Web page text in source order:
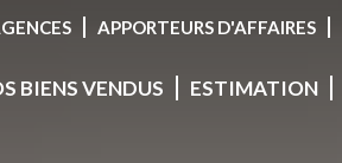
APPORTEURS D'AFFAIRES
BIENS VENDUS ESTIMATION